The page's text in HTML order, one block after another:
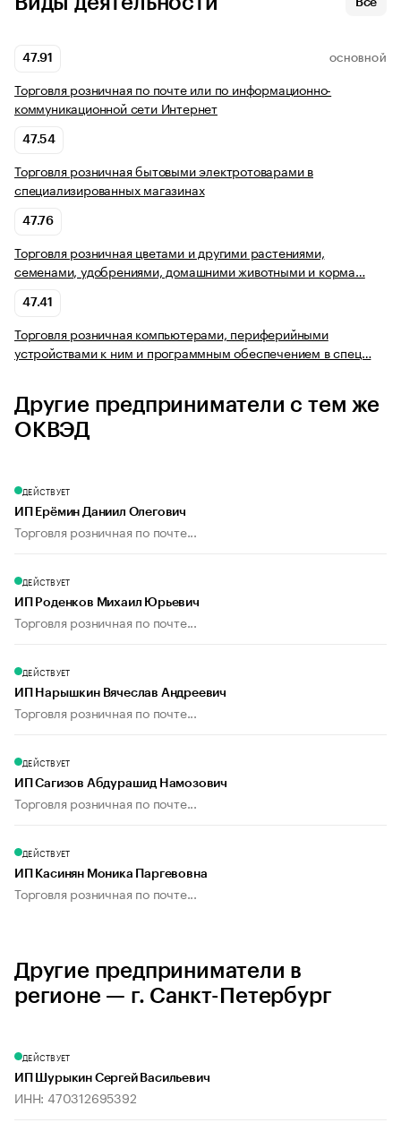
Все
47.91 ОСНОВНОЙ
Торговля розничная по почте или по информационно-
коммуникационной сети Интернет
47.54
Торговля розничная бытовыми электротоварами в
специализированных магазинах
47.76
Торговля розничная цветами и другими растениями,
семенами, удобрениями, домашними животными и корма…
47.41
Торговля розничная компьютерами, периферийными
устройствами к ним и программным обеспечением в спец…
Другие предприниматели с тем же
ОКВЭД
ДЕЙСТВУЕТ
ИП Ерёмин Даниил Олегович
Торговля розничная по почте...
ДЕЙСТВУЕТ
ИП Роденков Михаил Юрьевич
Торговля розничная по почте...
ДЕЙСТВУЕТ
ИП Нарышкин Вячеслав Андреевич
Торговля розничная по почте...
ДЕЙСТВУЕТ
ИП Сагизов Абдурашид Намозович
Торговля розничная по почте...
ДЕЙСТВУЕТ
ИП Касинян Моника Паргевовна
Торговля розничная по почте...
Другие предприниматели в
регионе — г. Санкт-Петербург
ДЕЙСТВУЕТ
ИП Шурыкин Сергей Васильевич
ИНН: 470312695392